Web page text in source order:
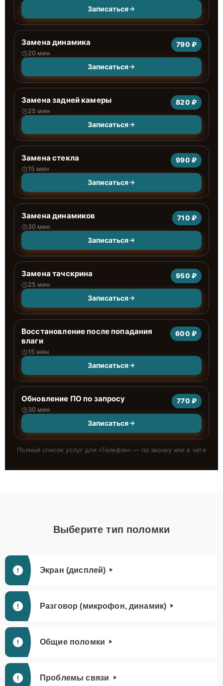
Записаться
Замена динамика
20 мин
790 ₽
Записаться
Замена задней камеры
25 мин
820 ₽
Записаться
Замена стекла
15 мин
990 ₽
Записаться
Замена динамиков
30 мин
710 ₽
Записаться
Замена тачскрина
25 мин
950 ₽
Записаться
Восстановление после попадания
влаги
15 мин
600 ₽
Записаться
Обновление ПО по запросу
30 мин
770 ₽
Записаться
Полный список услуг для «Телефон» — по звонку или в чате
Выберите тип поломки
Экран (дисплей)
Разговор (микрофон, динамик)
Общие поломки
Проблемы связи